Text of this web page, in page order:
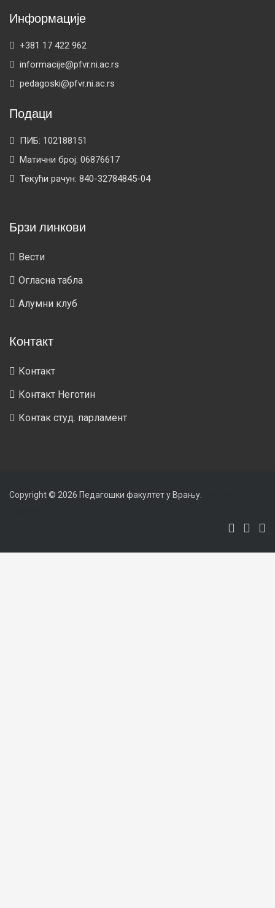
Информације
+381 17 422 962
informacije@pfvr.ni.ac.rs
pedagoski@pfvr.ni.ac.rs
Подаци
ПИБ: 102188151
Матични број: 06876617
Текући рачун: 840-32784845-04
Брзи линкови
Вести
Огласна табла
Алумни клуб
Контакт
Контакт
Контакт Неготин
Контак студ. парламент
Copyright © 2026 Педагошки факултет у Врању.